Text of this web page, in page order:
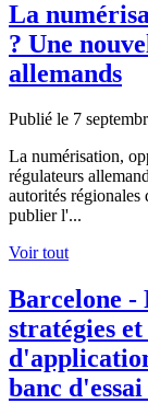
La
? Une
allemands
Publié le 7
La numérisation,
régulateurs
autorités régionales
publier l'...
Voir tout
Barcelone -
stratégies et
banc